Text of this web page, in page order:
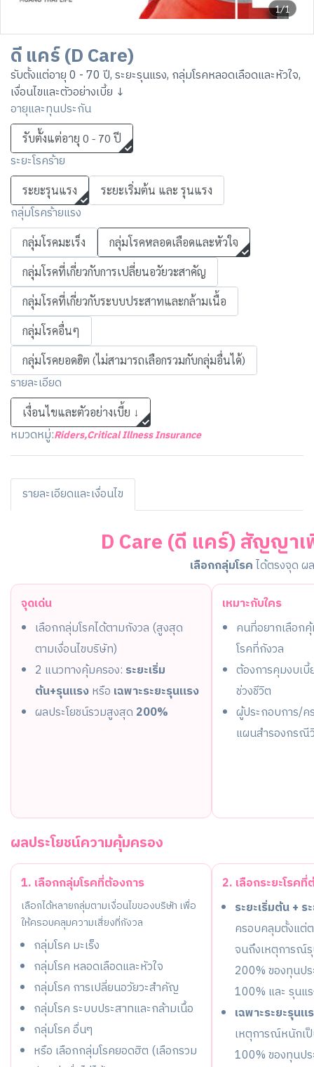
1/1
ดี แคร์ (D Care)
รับตั้งแต่อายุ 0 - 70 ปี, ระยะรุนแรง, กลุ่มโรคหลอดเลือดและหัวใจ,
เงื่อนไขและตัวอย่างเบี้ย ↓
อายุและทุนประกัน
รับตั้งแต่อายุ 0 - 70 ปี
ระยะโรคร้าย
ระยะรุนแรง ระยะเริ่มต้น และ รุนแรง
กลุ่มโรคร้ายแรง
กลุ่มโรคมะเร็ง
กลุ่มโรคหลอดเลือดและหัวใจ
กลุ่มโรคที่เกี่ยวกับการเปลี่ยนอวัยวะสาคัญ
กลุ่มโรคที่เกี่ยวกับระบบประสาทและกล้ามเนื้อ
กลุ่มโรคอื่นๆ
กลุ่มโรคยอดฮิต (ไม่สามารถเลือกรวมกับกลุ่มอื่นได้)
รายละเอียด
เงื่อนไขและตัวอย่างเบี้ย ↓
หมวดหมู่:Riders,Critical Illness Insurance
รายละเอียดและเงื่อนไข
D Care (ดี แคร์) สัญญาเ
เลือกกลุ่มโรคได้ตรงจุดผ
จุดเด่น
เลือกกลุ่มโรคได้ตามกังวล (สูงสุด
ตามเงื่อนไขบริษัท)
2 แนวทางคุ้มครอง: ระยะเริ่ม
ต้น+รุนแรงหรือ เฉพาะระยะรุนแรง
ผลประโยชน์รวมสูงสุด 200%
เหมาะกับใคร
คนที่อยากเลือก
โรคที่กังวล
ต้องการคุมงบเ
ช่วงชีวิต
ผู้ประกอบการ/ค
แผนสำรองกรณี
ผลประโยชน์ความคุ้มครอง
1. เลือกกลุ่มโรคที่ต้องการ
เลือกได้หลายกลุ่มตามเงื่อนไขของบริษัท เพื่อ
ให้ครอบคลุมความเสี่ยงที่กังวล
กลุ่มโรค มะเร็ง
กลุ่มโรค หลอดเลือดและหัวใจ
กลุ่มโรค การเปลี่ยนอวัยวะสำคัญ
กลุ่มโรค ระบบประสาทและกล้ามเนื้อ
กลุ่มโรค อื่นๆ
หรือ เลือกกลุ่มโรคยอดฮิต (เลือกรวม
2. เลือกระยะโรค
ระยะเริ่มต้น + ร
ครอบคลุมตั้งแต่
จนถึงเหตุการณ์
200% ของทุนป
100% และ รุนแ
เฉพาะระยะรุนแ
เหตุการณ์หนักเ
100% ของทุนป